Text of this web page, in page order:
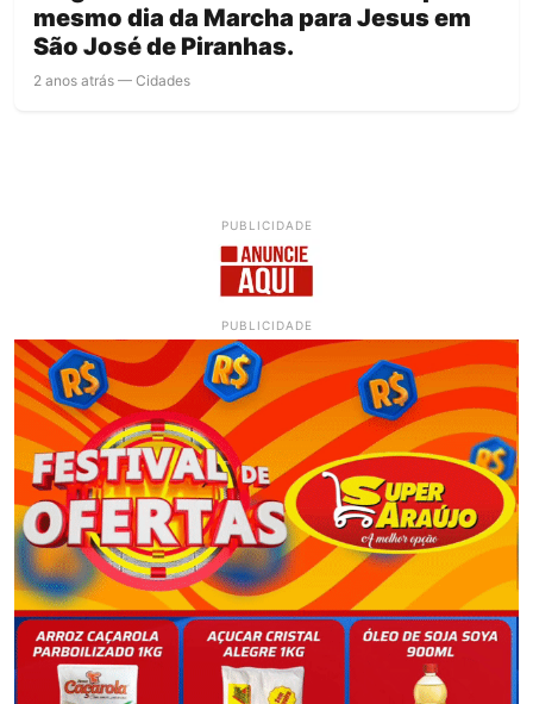
mesmo dia da Marcha para Jesus em
São José de Piranhas.
2 anos atrás — Cidades
PUBLICIDADE
PUBLICIDADE